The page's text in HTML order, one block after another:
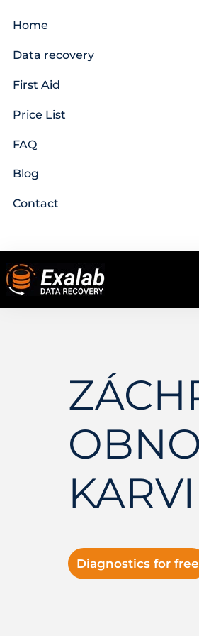
Home
Data recovery
First Aid
Price List
FAQ
Blog
Contact
Diagnostics for free